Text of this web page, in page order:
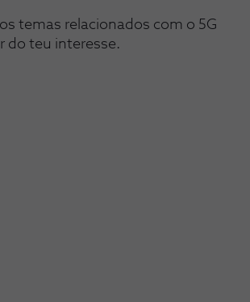
temas relacionados com o 5G
do teu interesse.